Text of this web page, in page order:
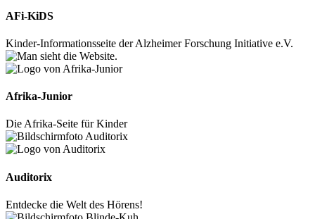
AFi-KiDS
Kinder-Informationsseite der Alzheimer Forschung Initiative e.V.
Afrika-Junior
Die Afrika-Seite für Kinder
Auditorix
Entdecke die Welt des Hörens!